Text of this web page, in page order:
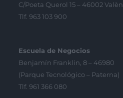
C/Poeta Querol 15 – 46002
Tlf. 963 103 900
Escuela de Negocios
Benjamín Franklin, 8 – 46980
(Parque Tecnológico – Paterna)
Tlf. 961 366 080